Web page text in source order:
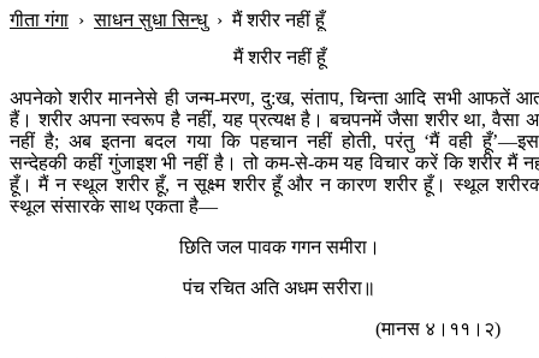
गीता गंगा ›साधन सुधा सिन्धु›मैं शरीर नहीं हूँ
मैं शरीर नहीं हूँ
अपनेको शरीर माननेसे ही जन्म-मरण, दु:ख, संताप, चिन्ता आदि सभी आफतें
हैं। शरीर अपना स्वरूप है नहीं, यह प्रत्यक्ष है। बचपनमें जैसा शरीर था, वैसा
नहीं है; अब इतना बदल गया कि पहचान नहीं होती, परंतु ‘मैं वही
सन्देहकी कहीं गुंजाइश भी नहीं है। तो कम-से-कम यह विचार करें कि शरीर मैं
हूँ। मैं न स्थूल शरीर हूँ, न सूक्ष्म शरीर हूँ और न कारण शरीर हूँ। स्थूल
स्थूल संसारके साथ एकता है—
छिति जल पावक गगन समीरा।
पंच रचित अति अधम सरीरा॥
(मानस ४।११।२)